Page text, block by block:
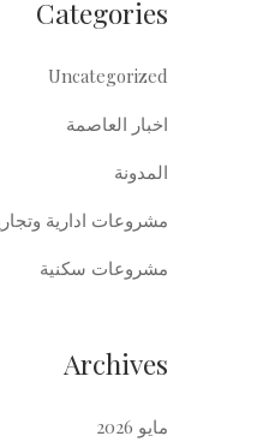
Categories
Uncategorized
اخبار العاصمة
المدونة
مشروعات ادارية
مشروعات سكنية
Archives
مايو 2026